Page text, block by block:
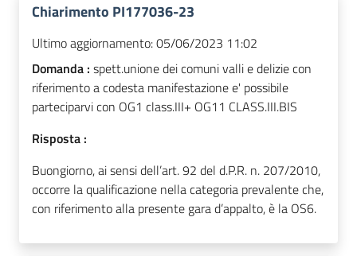
Chiarimento PI177036-23
Ultimo aggiornamento:05/06/2023 11:02
Domanda : spett.unione dei comuni valli e delizie con
riferimento a codesta manifestazione e' possibile
parteciparvi con OG1 class.III+ OG11 CLASS.III.BIS
Risposta :
Buongiorno, ai sensi dell’art. 92 del d.P.R. n. 207/2010,
occorre la qualificazione nella categoria prevalente che,
con riferimento alla presente gara d’appalto, è la OS6.